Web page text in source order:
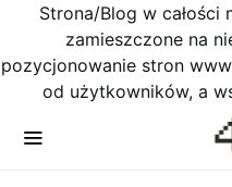
Strona/Blog w całości
zamieszczone na
pozycjonowanie stron
od użytkowników, a